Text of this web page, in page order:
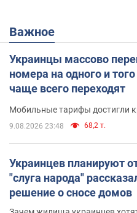
Важное
Украинцы массово
номера на одного и
чаще всего переходят
Мобильные тарифы достигли
9.08.2026 23:48 68,2 т.
Украинцев планируют
"слуга народа"
решение о сносе домов